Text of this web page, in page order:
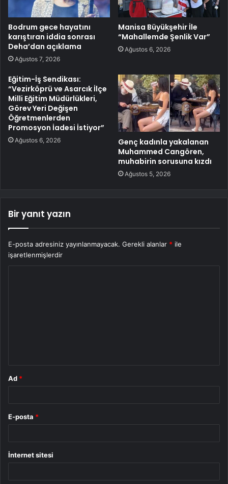
Bodrum gece hayatını
karıştıran iddia sonrası
Deha’dan açıklama
Ağustos 7, 2026
Manisa Büyükşehir İle
“Mahallemde Şenlik Var”
Ağustos 6, 2026
Eğitim-İş Sendikası:
“Vezirköprü ve Asarcık İlçe
Milli Eğitim Müdürlükleri,
Görev Yeri Değişen
Öğretmenlerden
Promosyon İadesi İstiyor”
Ağustos 6, 2026
Genç kadınla yakalanan
Muhammed Cangören,
muhabirin sorusuna kızdı
Ağustos 5, 2026
Bir yanıt yazın
E-posta adresiniz yayınlanmayacak. Gerekli alanlar * ile
işaretlenmişlerdir
Ad *
E-posta *
İnternet sitesi